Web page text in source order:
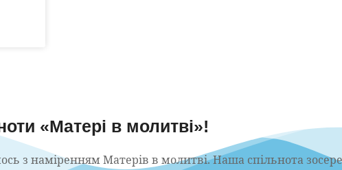
«Матері в молитві»!
з наміренням Матерів в молитві. Наша спільнота